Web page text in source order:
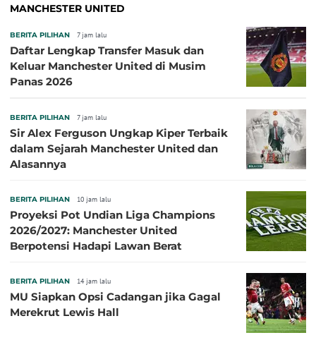
MANCHESTER UNITED
BERITA PILIHAN 7 jam lalu
Daftar Lengkap Transfer Masuk dan
Keluar Manchester United di Musim
Panas 2026
BERITA PILIHAN 7 jam lalu
Sir Alex Ferguson Ungkap Kiper Terbaik
dalam Sejarah Manchester United dan
Alasannya
BERITA PILIHAN 10 jam lalu
Proyeksi Pot Undian Liga Champions
2026/2027: Manchester United
Berpotensi Hadapi Lawan Berat
BERITA PILIHAN 14 jam lalu
MU Siapkan Opsi Cadangan jika Gagal
Merekrut Lewis Hall